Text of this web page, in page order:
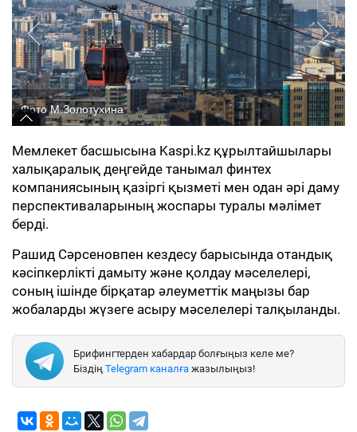
Фото М.Золотухина
Мемлекет басшысына Kaspi.kz құрылтайшылары
халықаралық деңгейде танымал финтех
компаниясының қазіргі қызметі мен одан әрі даму
перспективаларының жоспары туралы мәлімет
берді.
Рашид Сәрсеновпен кездесу барысында отандық
кәсіпкерлікті дамыту және қолдау мәселелері,
соның ішінде бірқатар әлеуметтік маңызы бар
жобаларды жүзеге асыру мәселелері талқыланды.
Брифингтерден хабардар болғыңыз келе ме?
Біздің Telegram каналға жазылыңыз!